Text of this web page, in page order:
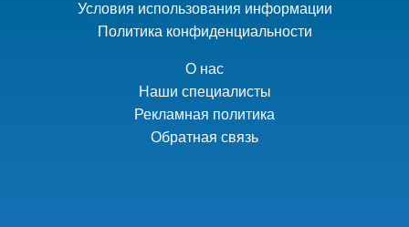
Условия использования информации
Политика конфиденциальности
О нас
Наши специалисты
Рекламная политика
Обратная связь